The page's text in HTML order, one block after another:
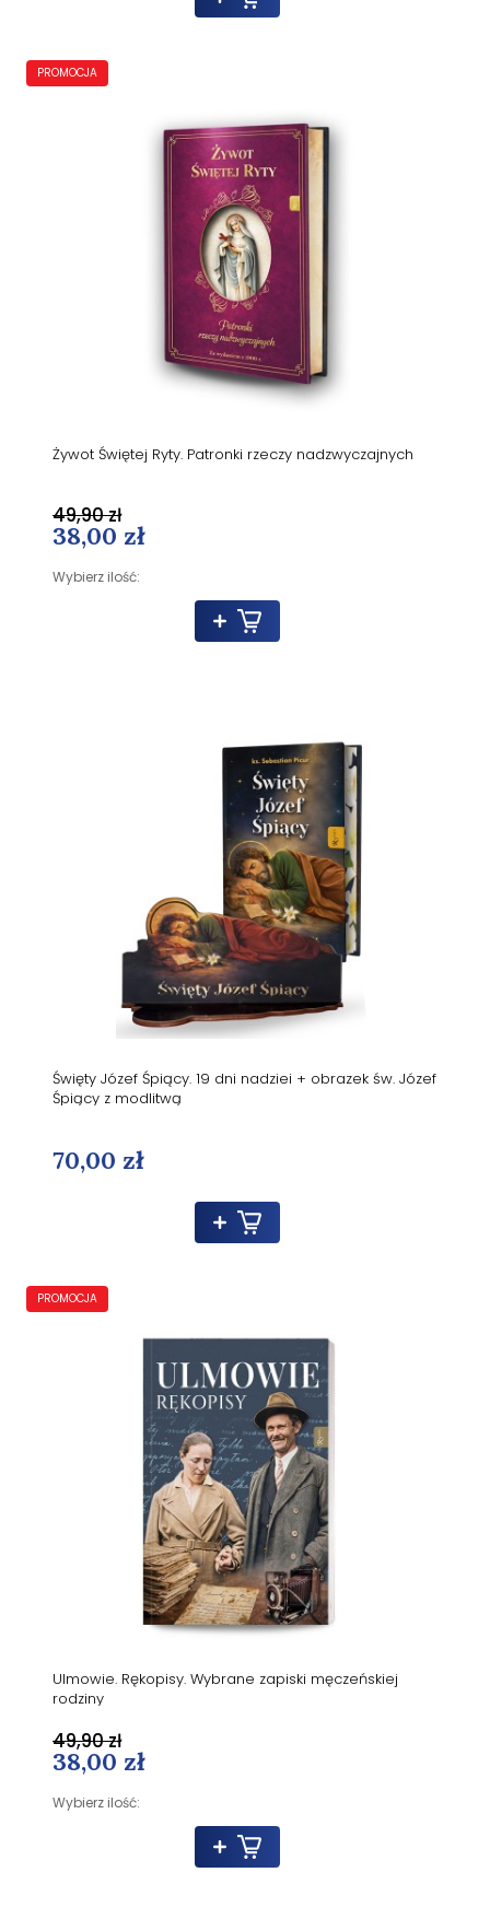
Żywot Świętej Ryty. Patronki rzeczy nadzwyczajnych
38,00 zł
Wybierz ilość:
49,90 zł
PROMOCJA
Święty Józef Śpiący. 19 dni nadziei + obrazek św. Józef
Śpiący z modlitwą
70,00 zł
Ulmowie. Rękopisy. Wybrane zapiski męczeńskiej
rodziny
38,00 zł
Wybierz ilość:
49,90 zł
PROMOCJA